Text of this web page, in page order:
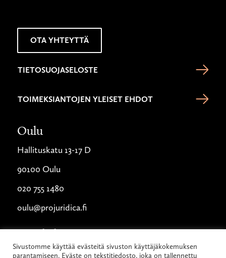
OTA YHTEYTTÄ
TIETOSUOJASELOSTE
TOIMEKSIANTOJEN YLEISET EHDOT
Oulu
Hallituskatu 13-17 D
90100 Oulu
020 755 1480
oulu@projuridica.fi
Jyväskylä
Piippukatu 11
Sivustomme käyttää evästeitä sivuston käyttäjäkokemuksen
parantamiseen. Eväste on tekstitiedosto, joka on tallennettu